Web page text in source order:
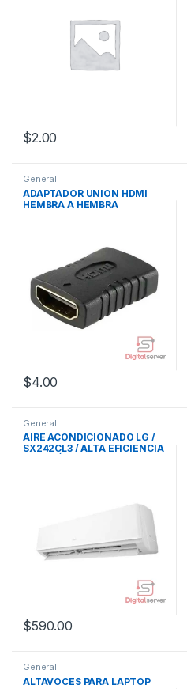
$2.00
General
ADAPTADOR UNION HDMI
HEMBRA A HEMBRA
$4.00
General
AIRE ACONDICIONADO LG /
SX242CL3 / ALTA EFICIENCIA
$590.00
General
ALTAVOCES PARA LAPTOP